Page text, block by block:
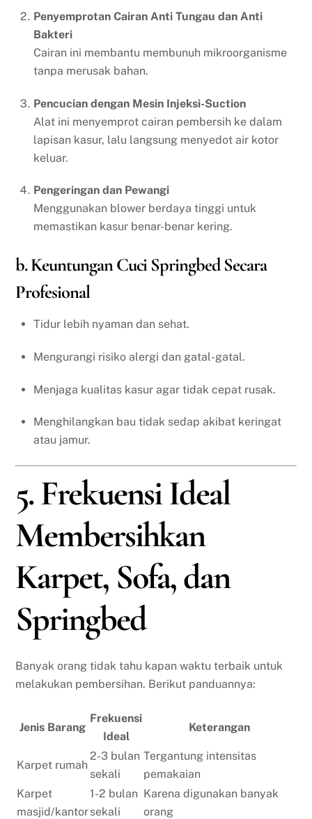
Penyemprotan Cairan Anti Tungau dan Anti
Bakteri
Cairan ini membantu membunuh mikroorganisme
tanpa merusak bahan.
Pencucian dengan Mesin Injeksi-Suction
Alat ini menyemprot cairan pembersih ke dalam
lapisan kasur, lalu langsung menyedot air kotor
keluar.
Pengeringan dan Pewangi
Menggunakan blower berdaya tinggi untuk
memastikan kasur benar-benar kering.
b. Keuntungan Cuci Springbed Secara
Profesional
Tidur lebih nyaman dan sehat.
Mengurangi risiko alergi dan gatal-gatal.
Menjaga kualitas kasur agar tidak cepat rusak.
Menghilangkan bau tidak sedap akibat keringat
atau jamur.
5. Frekuensi Ideal
Membersihkan
Karpet, Sofa, dan
Springbed
Banyak orang tidak tahu kapan waktu terbaik untuk
melakukan pembersihan. Berikut panduannya:
Jenis Barang
Frekuensi
Ideal
Keterangan
Karpet rumah
2-3 bulan
sekali
Tergantung intensitas
pemakaian
Karpet
masjid/kantor
1-2 bulan
sekali
Karena digunakan banyak
orang